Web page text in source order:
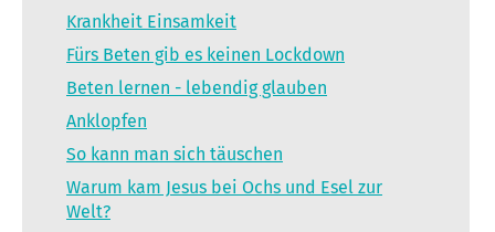
Krankheit Einsamkeit
Fürs Beten gib es keinen Lockdown
Beten lernen - lebendig glauben
Anklopfen
So kann man sich täuschen
Warum kam Jesus bei Ochs und Esel zur
Welt?